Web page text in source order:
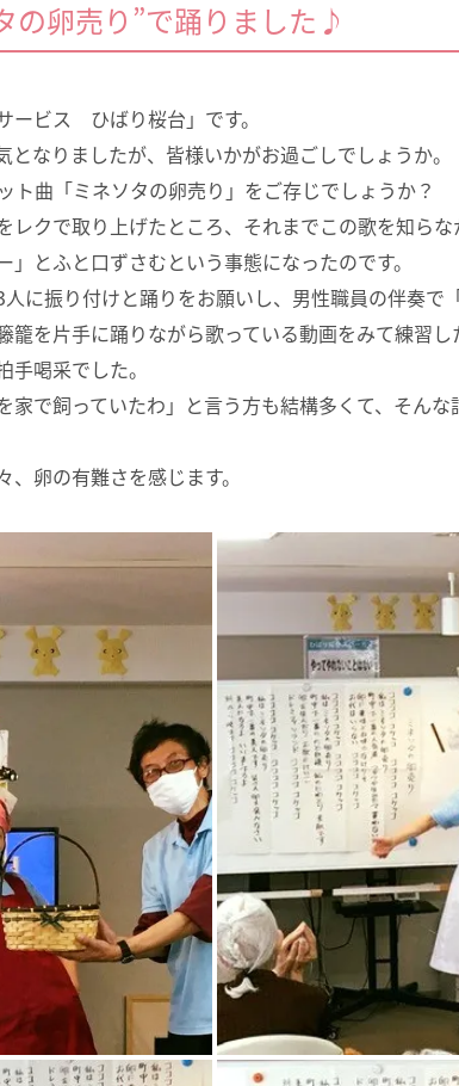
の卵売り”で踊りました♪
ービス ひばり桜台」です。
なりましたが、皆様いかがお過ごしでしょうか。
ト曲「ミネソタの卵売り」をご存じでしょうか？
クで取り上げたところ、それまでこの歌を知らな
とふと口ずさむという事態になったのです。
に振り付けと踊りをお願いし、男性職員の伴奏で
籠を片手に踊りながら歌っている動画をみて練習
喝采でした。
家で飼っていたわ」と言う方も結構多くて、そん
卵の有難さを感じます。